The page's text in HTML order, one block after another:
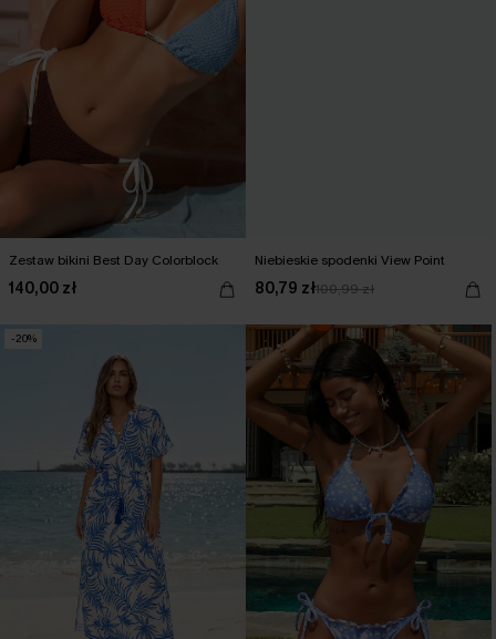
Zestaw bikini Best Day Colorblock
140,00 zł
Niebieskie spodenki View Point
80,79 zł100,99 zł
-20%